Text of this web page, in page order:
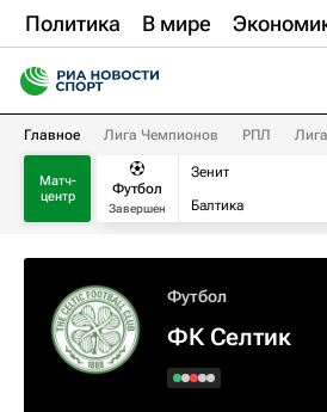
Политика В мире
Главное Лига Чемпионов РПЛ
Матч-
центр
Футбол
Завершен
Зенит
Балтика
Футбол
ФК Селтик